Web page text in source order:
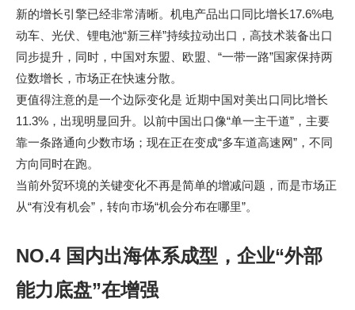
新的增长引擎已经非常清晰。机电产品出口同比增长17.6%电
动车、光伏、锂电池“新三样”持续拉动出口，高技术装备出口
同步提升，同时，中国对东盟、欧盟、“一带一路”国家保持两
位数增长，市场正在快速分散。
更值得注意的是一个边际变化是 近期中国对美出口同比增长
11.3%，出现明显回升。以前中国出口像“单一主干道”，主要
靠一条路通向少数市场；现在正在变成“多车道高速网”，不同
方向同时在跑。
当前外贸环境的关键变化不再是简单的增减问题，而是市场正
从“有没有机会”，转向市场“机会分布在哪里”。
NO.4 国内出海体系成型，企业“外部
能力底盘”在增强